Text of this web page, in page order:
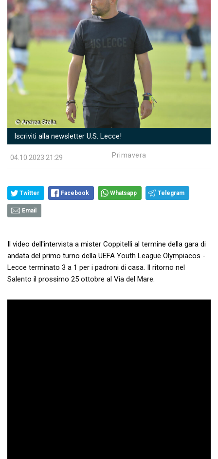
Iscriviti alla newsletter U.S. Lecce!
04.10.2023 21:29 Primavera
Twitter Facebook Whatsapp Telegram
Email
Il video dell'intervista a mister Coppitelli al termine della gara di
andata del primo turno della UEFA Youth League Olympiacos -
Lecce terminato 3 a 1 per i padroni di casa. Il ritorno nel
Salento il prossimo 25 ottobre al Via del Mare.